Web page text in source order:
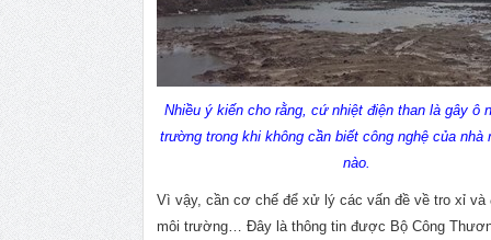
Nhiều ý kiến cho rằng, cứ nhiệt điện than là gây ô
trường trong khi không cần biết công nghệ của nhà
nào.
Vì vậy, cần cơ chế để xử lý các vấn đề về tro xỉ và
môi trường… Đây là thông tin được Bộ Công